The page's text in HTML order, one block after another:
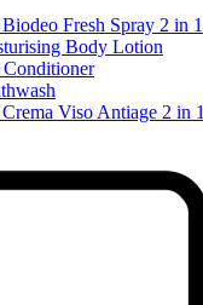
Fresh Spray 2 in 1
Body Lotion
Viso Antiage 2 in 1